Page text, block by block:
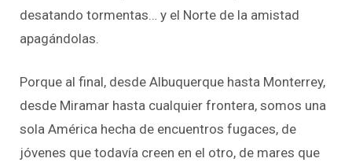
desatando tormentas… y el Norte de la amistad
apagándolas.
Porque al final, desde Albuquerque hasta Monterrey,
desde Miramar hasta cualquier frontera, somos una
sola América hecha de encuentros fugaces, de
jóvenes que todavía creen en el otro, de mares que